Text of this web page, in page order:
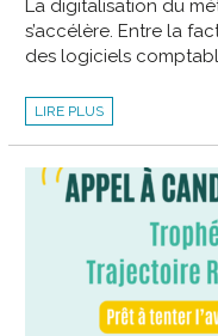
La digitalisation du
s’accélère. Entre la
des logiciels
WEBINAIRE
ANECS
DEXT
COMPRENDRE
L’ÉCOSYSTÈME
LIRE PLUS